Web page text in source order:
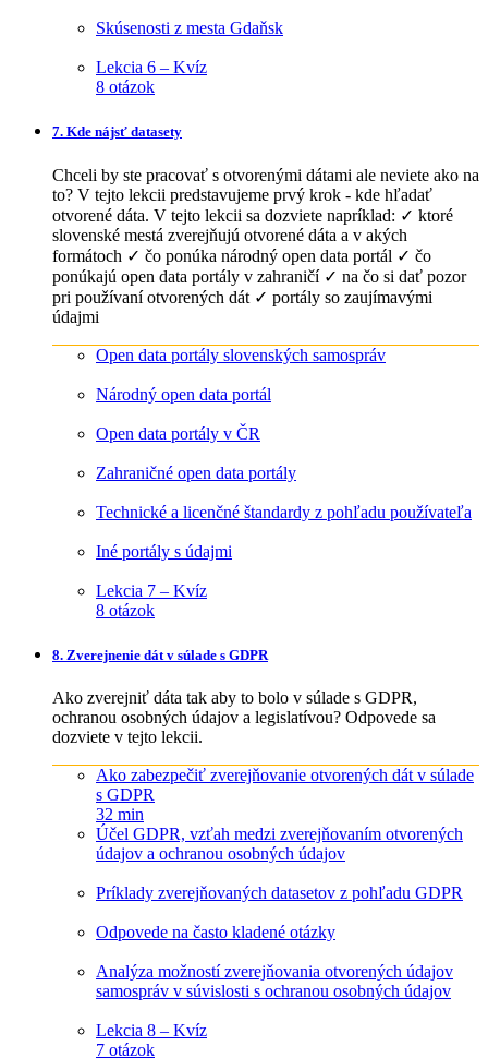
Skúsenosti z mesta Gdaňsk
Lekcia 6 – Kvíz
8 otázok
7. Kde nájsť datasety
Chceli by ste pracovať s otvorenými dátami ale neviete ako na
to? V tejto lekcii predstavujeme prvý krok - kde hľadať
otvorené dáta. V tejto lekcii sa dozviete napríklad: ✓ ktoré
slovenské mestá zverejňujú otvorené dáta a v akých
formátoch ✓ čo ponúka národný open data portál ✓ čo
ponúkajú open data portály v zahraničí ✓ na čo si dať pozor
pri používaní otvorených dát ✓ portály so zaujímavými
údajmi
Open data portály slovenských samospráv
Národný open data portál
Open data portály v ČR
Zahraničné open data portály
Technické a licenčné štandardy z pohľadu používateľa
Iné portály s údajmi
Lekcia 7 – Kvíz
8 otázok
8. Zverejnenie dát v súlade s GDPR
Ako zverejniť dáta tak aby to bolo v súlade s GDPR,
ochranou osobných údajov a legislatívou? Odpovede sa
dozviete v tejto lekcii.
Ako zabezpečiť zverejňovanie otvorených dát v súlade
s GDPR
32 min
Účel GDPR, vzťah medzi zverejňovaním otvorených
údajov a ochranou osobných údajov
Príklady zverejňovaných datasetov z pohľadu GDPR
Odpovede na často kladené otázky
Analýza možností zverejňovania otvorených údajov
samospráv v súvislosti s ochranou osobných údajov
Lekcia 8 – Kvíz
7 otázok